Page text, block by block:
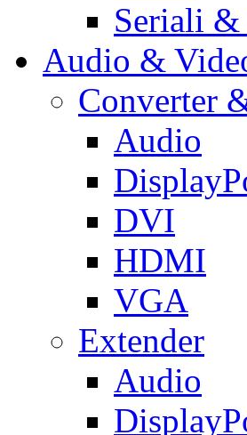
Seriali &
Audio &
Converter
Audio
DVI
HDMI
VGA
Extender
Audio